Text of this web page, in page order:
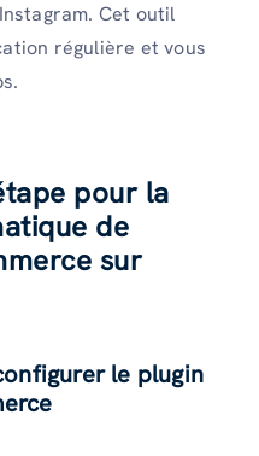
Cet outil
régulière et vous
pour la
de
sur
le plugin